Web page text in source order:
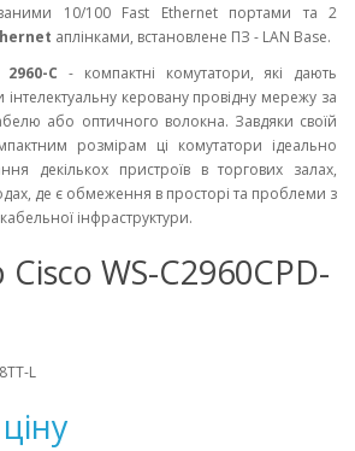
10/100 Fast Ethernet портами та 2
аплінками, встановлене ПЗ - LAN Base.
C - компактні комутатори, які дають
керовану провідну мережу за
або оптичного волокна. Завдяки своїй
розмірам ці комутатори ідеально
декількох пристроїв в торгових залах,
де є обмеження в просторі та проблеми з
інфраструктури.
WS-C2960CPD-
L